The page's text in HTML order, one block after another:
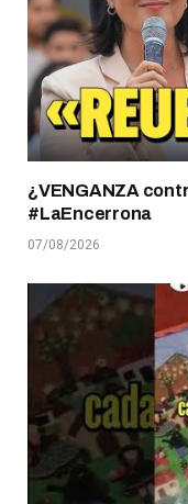
¿VENGANZA
#LaEncerrona
07/08/2026